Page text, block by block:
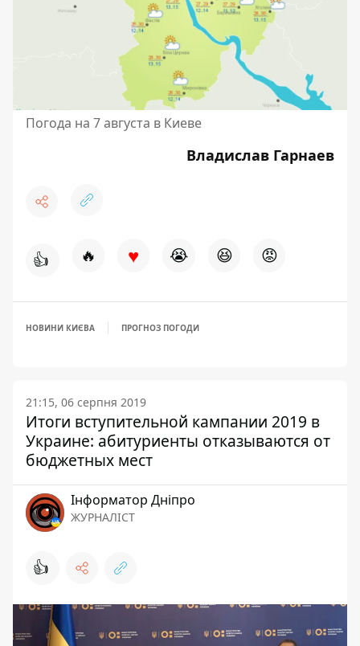
Погода на 7 августа в Киеве
Владислав Гарнаев
👍 🔥 ♥ 😭 😆 😡
НОВИНИ КИЄВА ПРОГНОЗ ПОГОДИ
21:15, 06 серпня 2019
Итоги вступительной кампании 2019 в
Украине: абитуриенты отказываются от
бюджетных мест
Інформатор Дніпро
ЖУРНАЛІСТ
👍